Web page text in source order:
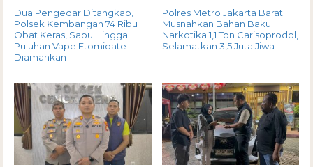
Dua Pengedar Ditangkap,
Polsek Kembangan 74 Ribu
Obat Keras, Sabu Hingga
Puluhan Vape Etomidate
Diamankan
Polres Metro Jakarta Barat
Musnahkan Bahan Baku
Narkotika 1,1 Ton Carisoprodol,
Selamatkan 3,5 Juta Jiwa